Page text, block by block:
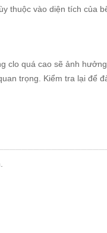
thuộc vào diện tích của
clo quá cao sẽ ảnh
trọng. Kiểm tra lại để